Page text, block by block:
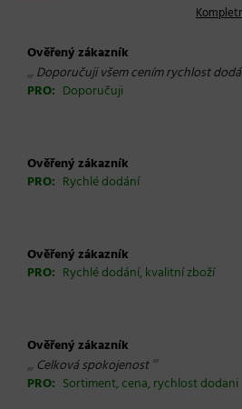
Ověřený zákazník
„ Doporučuji všem cením rychlost
PRO: Doporučuji
Ověřený zákazník
PRO: Rychlé dodání
Ověřený zákazník
PRO: Rychlé dodání, kvalitní zboží
Ověřený zákazník
„ Celková spokojenost“
PRO: Sortiment, cena, rychlost dodani